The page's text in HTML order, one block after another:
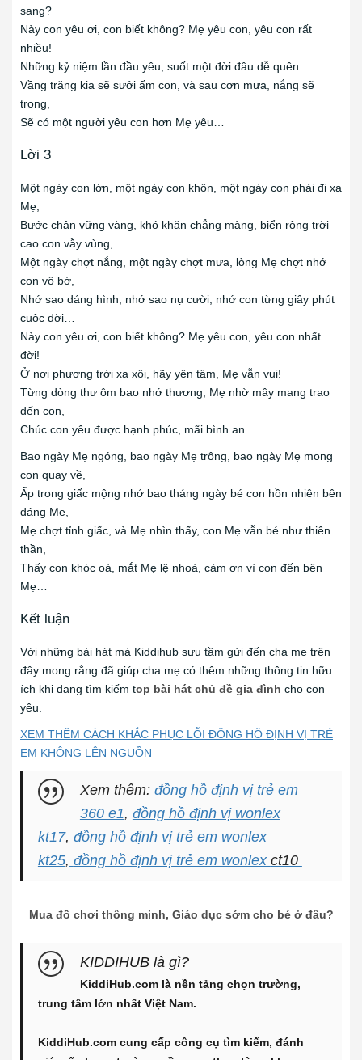
sang?
Này con yêu ơi, con biết không? Mẹ yêu con, yêu con rất
nhiều!
Những kỷ niệm lần đầu yêu, suốt một đời đâu dễ quên…
Vầng trăng kia sẽ sưởi ấm con, và sau cơn mưa, nắng sẽ
trong,
Sẽ có một người yêu con hơn Mẹ yêu…
Lời 3
Một ngày con lớn, một ngày con khôn, một ngày con phải đi xa
Mẹ,
Bước chân vững vàng, khó khăn chẳng màng, biển rộng trời
cao con vẫy vùng,
Một ngày chợt nắng, một ngày chợt mưa, lòng Mẹ chợt nhớ
con vô bờ,
Nhớ sao dáng hình, nhớ sao nụ cười, nhớ con từng giây phút
cuộc đời…
Này con yêu ơi, con biết không? Mẹ yêu con, yêu con nhất
đời!
Ở nơi phương trời xa xôi, hãy yên tâm, Mẹ vẫn vui!
Từng dòng thư ôm bao nhớ thương, Mẹ nhờ mây mang trao
đến con,
Chúc con yêu được hạnh phúc, mãi bình an…
Bao ngày Mẹ ngóng, bao ngày Mẹ trông, bao ngày Mẹ mong
con quay về,
Ấp trong giấc mộng nhớ bao tháng ngày bé con hồn nhiên bên
dáng Mẹ,
Mẹ chợt tỉnh giấc, và Mẹ nhìn thấy, con Mẹ vẫn bé như thiên
thần,
Thấy con khóc oà, mắt Mẹ lệ nhoà, cảm ơn vì con đến bên
Mẹ…
Kết luận
Với những bài hát mà Kiddihub sưu tầm gửi đến cha mẹ trên
đây mong rằng đã giúp cha mẹ có thêm những thông tin hữu
ích khi đang tìm kiếm top bài hát chủ đề gia đình cho con
yêu.
XEM THÊM CÁCH KHẮC PHỤC LỖI ĐỒNG HỒ ĐỊNH VỊ TRẺ
EM KHÔNG LÊN NGUỒN
Xem thêm: đồng hồ định vị trẻ em
360 e1, đồng hồ định vị wonlex
kt17, đồng hồ định vị trẻ em wonlex
kt25, đồng hồ định vị trẻ em wonlex ct10
Mua đồ chơi thông minh, Giáo dục sớm cho bé ở đâu?
KIDDIHUB là gì?
KiddiHub.com là nền tảng chọn trường,
trung tâm lớn nhất Việt Nam.
KiddiHub.com cung cấp công cụ tìm kiếm, đánh